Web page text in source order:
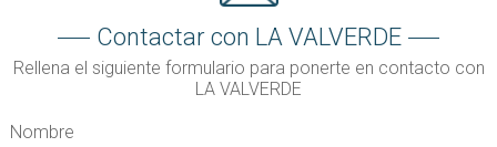
Contactar con LA VALVERDE
Rellena el siguiente formulario para ponerte en contacto con
LA VALVERDE
Nombre